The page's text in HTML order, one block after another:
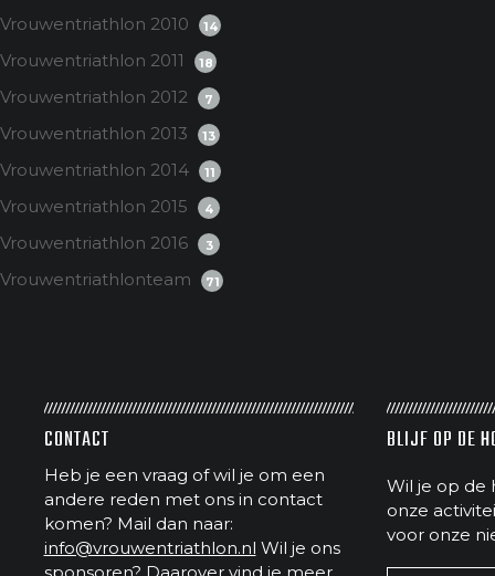
Vrouwentriathlon 2010 14
Vrouwentriathlon 2011 18
Vrouwentriathlon 2012 7
Vrouwentriathlon 2013 13
Vrouwentriathlon 2014 11
Vrouwentriathlon 2015 4
Vrouwentriathlon 2016 3
Vrouwentriathlonteam 71
CONTACT
Heb je een vraag of wil je om een
andere reden met ons in contact
komen? Mail dan naar:
info@vrouwentriathlon.nl Wil je ons
BLIJF OP DE
Wil je op de
onze
voor onze